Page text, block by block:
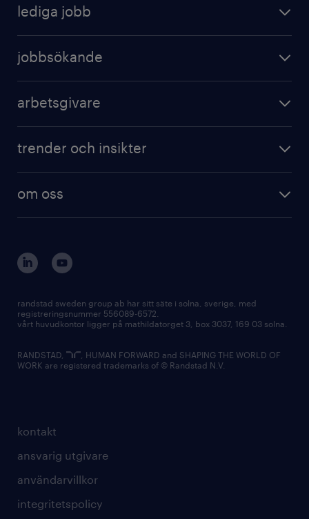
lediga jobb
jobbsökande
arbetsgivare
trender och insikter
om oss
kontakt
ansvarig utgivare
användarvillkor
integritetspolicy
randstad sweden group ab har sitt säte i solna, sverige, med
registreringsnummer 556089-6572.
vårt huvudkontor ligger på mathildatorget 3, box 3037, 169 03 solna.
RANDSTAD,
, HUMAN FORWARD and SHAPING THE WORLD OF
WORK are registered trademarks of © Randstad N.V.